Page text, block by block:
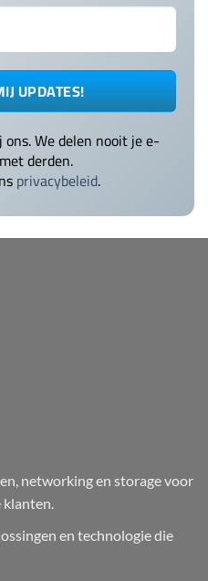
We delen nooit je e-
derden.
privacybeleid.
networking en storage voor
en technologie die